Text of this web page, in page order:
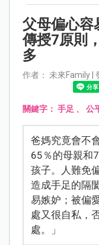
父母偏心容
傳授7原則
多
作者： 未來Family |
關鍵字： 手足 、 公
爸媽究竟會不
65％的母親和
孩子。人難免
造成手足的隔
易嫉妒；被偏
處又很自私，
處。」